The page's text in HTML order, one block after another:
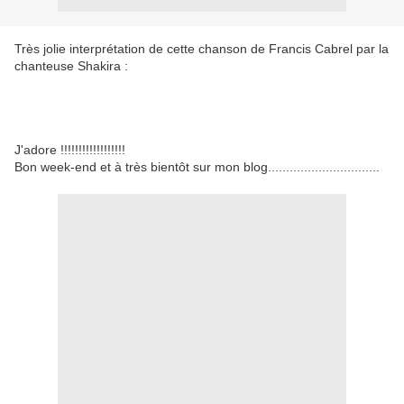
Très jolie interprétation de cette chanson de Francis Cabrel par la
chanteuse Shakira :
J'adore !!!!!!!!!!!!!!!!!!
Bon week-end et à très bientôt sur mon blog...............................